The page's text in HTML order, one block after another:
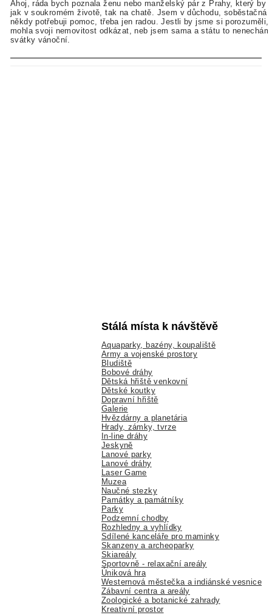
Ahoj, ráda bych poznala ženu nebo manželský pár z Prahy, který by
jak v soukromém životě, tak na chatě. Jsem v důchodu, soběstačná,
někdy potřebuji pomoc, třeba jen radou. Jestli by jsme si porozuměli,
mohla svoji nemovitost odkázat, neb jsem sama a státu to
svátky vánoční.
Stálá místa k návštěvě
Aquaparky, bazény, koupaliště
Army a vojenské prostory
Bludiště
Bobové dráhy
Dětská hřiště venkovní
Dětské koutky
Dopravní hřiště
Galerie
Hvězdárny a planetária
Hrady, zámky, tvrze
In-line dráhy
Jeskyně
Lanové parky
Lanové dráhy
Laser Game
Muzea
Naučné stezky
Památky a památníky
Parky
Podzemní chodby
Rozhledny a vyhlídky
Sdílené kanceláře pro maminky
Skanzeny a archeoparky
Skiareály
Sportovně - relaxační areály
Úniková hra
Westernová městečka a indiánské vesnice
Zábavní centra a areály
Zoologické a botanické zahrady
Kreativní prostor